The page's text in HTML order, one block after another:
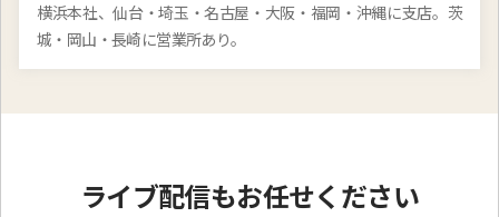
横浜本社、仙台・埼玉・名古屋・大阪・福岡・沖縄に支店。茨
城・岡山・長崎に営業所あり。
ライブ配信もお任せください